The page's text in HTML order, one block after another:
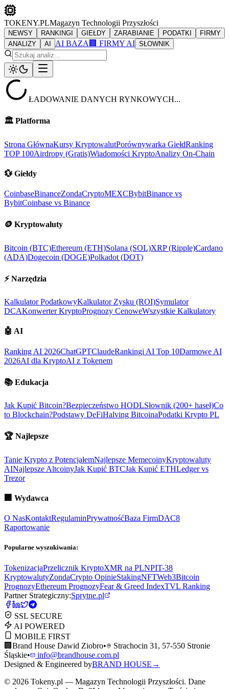
TOKENY.PLMagazyn Technologii Przyszłości
NEWSY RANKINGI GIEŁDY ZARABIANIE PODATKI
FIRMY
ANALIZY
AI AI BAZA 🏢 FIRMY AI SŁOWNIK
ŁADOWANIE DANYCH RYNKOWYCH...
🏛️ Platforma
Strona GłównaKursy KryptowalutPorównywarka GiełdRanking
TOP 100Airdropy (Gratis)Wiadomości KryptoAnalizy On-Chain
💱 Giełdy
CoinbaseBinanceZondaCryptoMEXCBybitBinance vs
BybitCoinbase vs Binance
🪙 Kryptowaluty
Bitcoin (BTC)Ethereum (ETH)Solana (SOL)XRP (Ripple)Cardano
(ADA)Dogecoin (DOGE)Polkadot (DOT)
⚡ Narzędzia
Kalkulator PodatkowyKalkulator Zysku (ROI)Symulator
DCAKonwerter KryptoPrognozy CenoweWszystkie Kalkulatory
🤖 AI
Ranking AI 2026ChatGPTClaudeRankingi AI Top 10Darmowe AI
2026AI dla KryptoAI z Tokenem
📚 Edukacja
Jak Kupić Bitcoin?Bezpieczeństwo HODLSłownik (200+ haseł)Co
to Blockchain?Podstawy DeFiHalving BitcoinaPodatki Krypto PL
🏆 Najlepsze
Tanie Krypto z PotencjałemNajlepsze MemecoinyKryptowaluty
AINajlepsze AltcoinyJak Kupić BTCJak Kupić ETHLedger vs
Trezor
🏢 Wydawca
O NasKontaktRegulaminPrywatnośćBaza FirmDAC8
Raportowanie
Popularne wyszukiwania:
TokenizacjaPrzelicznik KryptoXMR na PLNPIT-38
KryptowalutyZondaCrypto OpinieStakingNFTWeb3Bitcoin
PrognozyEthereum PrognozyFear & Greed IndexTVL Ranking
Partner Strategiczny:Sprytne.pl
SSL SECURE
AI POWERED
MOBILE FIRST
🏢 Brand House Dawid Ziobro•
Strachocin 31, 57-550 Stronie
Śląskie•
info@brandhouse.com.pl
Designed & Engineered byBRAND HOUSE →
© 2026 Tokeny.pl — Magazyn Technologii Przyszłości. Dane